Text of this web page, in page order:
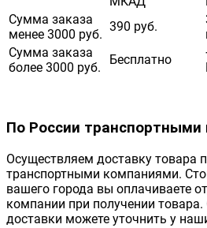
Сумма заказа
менее 3000 руб.
390 руб.
Сумма заказа
более 3000 руб.
Бесплатно
По России транспортными
Осуществляем доставку товара
транспортными компаниями.
вашего города вы оплачиваете
компании при получении
доставки можете уточнить у